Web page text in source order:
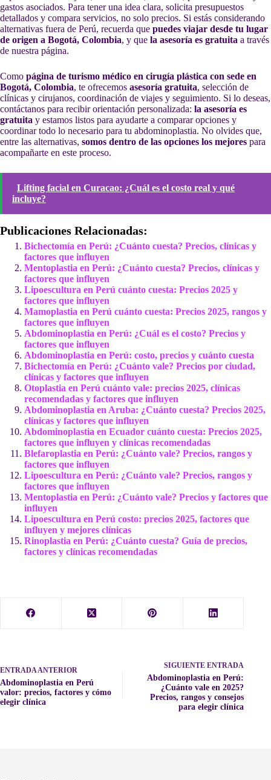
gastos asociados. Para tener una idea clara, solicita presupuestos
detallados y compara servicios, no solo precios. Si estás considerando
alternativas fuera de Perú, recuerda que puedes viajar desde tu lugar
de origen a Bogotá, Colombia, y que la asesoría es gratuita a través
de nuestra página.
Como página de turismo médico en cirugía plástica con sede en
Bogotá, Colombia, te ofrecemos asesoría gratuita, selección de
clínicas y cirujanos, coordinación de viajes y seguimiento. Si lo deseas,
contáctanos para recibir orientación personalizada: la asesoría es
gratuita y estamos listos para ayudarte a comparar opciones y
coordinar todo lo necesario para tu abdominoplastia. No olvides que,
entre las alternativas, somos dentro de las opciones los mejores para
acompañarte en este proceso.
Lifting facial en Curacao: ¿Cuál es el costo real y qué
incluye?
Publicaciones Relacionadas:
Bichectomía en Perú: ¿Cuánto cuesta? Precios, clínicas y
factores que influyen
Mentoplastia en Perú: ¿Cuánto cuesta? Precios, clínicas y
factores que influyen
Lipoescultura en Perú cuánto cuesta: Precios 2025 y
factores que influyen
Mamoplastia en Perú cuánto cuesta: Precios 2025, rangos y
factores que influyen
Abdominoplastia en Perú: ¿Cuál es el costo? Precios y
factores que influyen
Abdominoplastia en Perú: costo, precios y cuánto cuesta
Bichectomía en Perú: ¿Cuánto vale? Precios por ciudad,
clínicas y factores que influyen
Otoplastia en Perú cuánto vale: precios 2025, clínicas
recomendadas y factores que influyen
Abdominoplastia en Aruba: ¿Cuánto cuesta? Precios 2025,
clínicas y factores que influyen
Abdominoplastia en Ecuador cuánto cuesta: Precios 2025,
factores que influyen y clínicas recomendadas
Blefaroplastia en Perú: ¿Cuánto vale? Precios, rangos y
factores que influyen
Lipoescultura en Perú: ¿Cuánto vale? Precios, rangos y
factores que influyen
Mentoplastia en Perú: ¿Cuánto vale? Precios y factores que
influyen
Lipoescultura en Perú costo: precios 2025, factores que
influyen y mejores clínicas
Rinoplastia en Perú: ¿Cuánto cuesta? Guía de precios,
factores y clínicas recomendadas
ENTRADA ANTERIOR
Abdominoplastia en Perú
valor: precios, factores y cómo
elegir clínica
SIGUIENTEENTRADA
Abdominoplastia en Perú:
¿Cuánto vale en 2025?
Precios, rangos y consejos
para elegir clínica